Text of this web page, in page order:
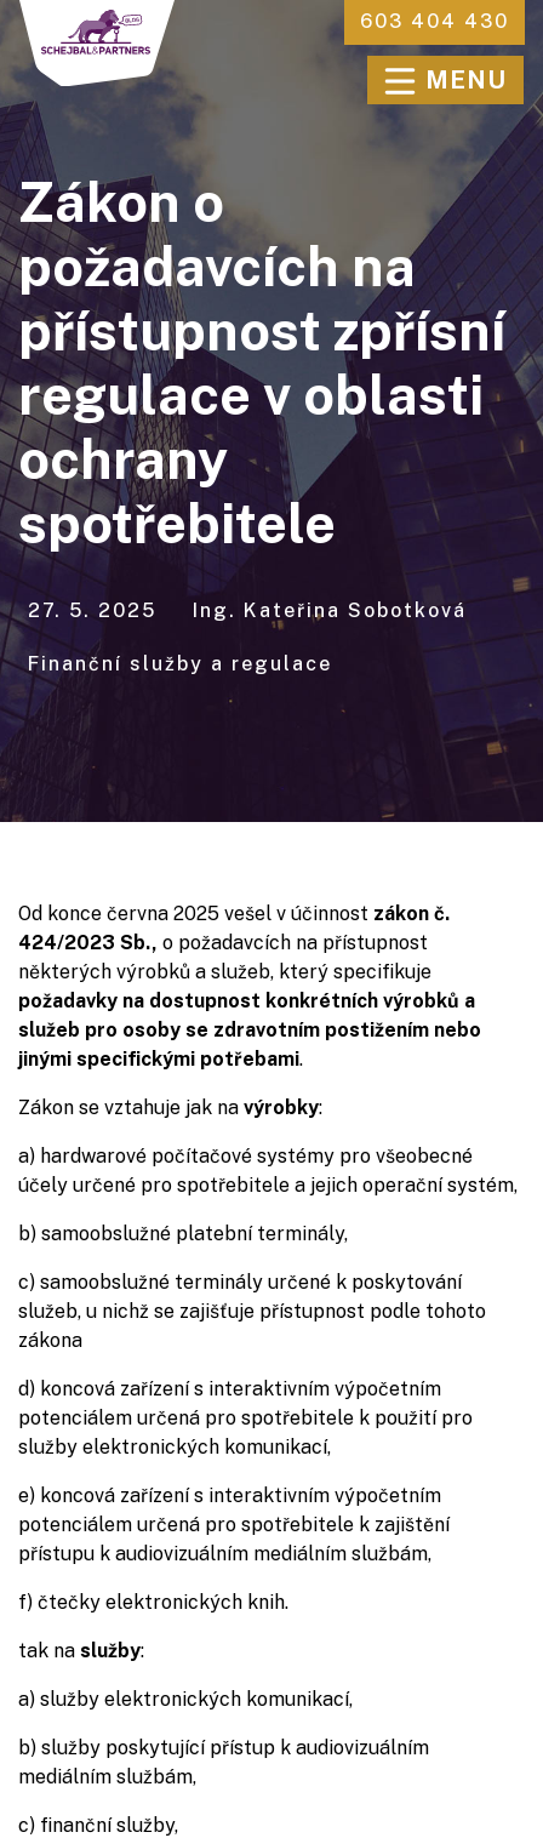
603 404 430
MENU
Zákon o
požadavcích na
přístupnost zpřísní
regulace v oblasti
ochrany
spotřebitele
27. 5. 2025 Ing. Kateřina Sobotková
Finanční služby a regulace
Od konce června 2025 vešel v účinnost zákon č.
424/2023 Sb., o požadavcích na přístupnost
některých výrobků a služeb, který specifikuje
požadavky na dostupnost konkrétních výrobků a
služeb pro osoby se zdravotním postižením nebo
jinými specifickými potřebami.
Zákon se vztahuje jak na výrobky:
a) hardwarové počítačové systémy pro všeobecné
účely určené pro spotřebitele a jejich operační systém,
b) samoobslužné platební terminály,
c) samoobslužné terminály určené k poskytování
služeb, u nichž se zajišťuje přístupnost podle tohoto
zákona
d) koncová zařízení s interaktivním výpočetním
potenciálem určená pro spotřebitele k použití pro
služby elektronických komunikací,
e) koncová zařízení s interaktivním výpočetním
potenciálem určená pro spotřebitele k zajištění
přístupu k audiovizuálním mediálním službám,
f) čtečky elektronických knih.
tak na služby:
a) služby elektronických komunikací,
b) služby poskytující přístup k audiovizuálním
mediálním službám,
c) finanční služby,